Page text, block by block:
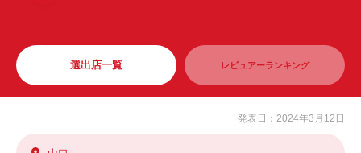
選出店一覧 レビュアーランキング
発表日：2024年3月12日